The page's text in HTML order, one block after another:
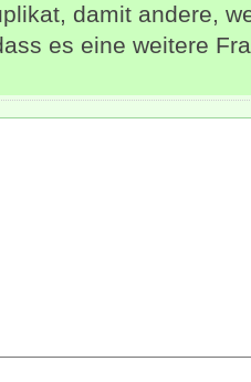
damit andere,
es eine weitere